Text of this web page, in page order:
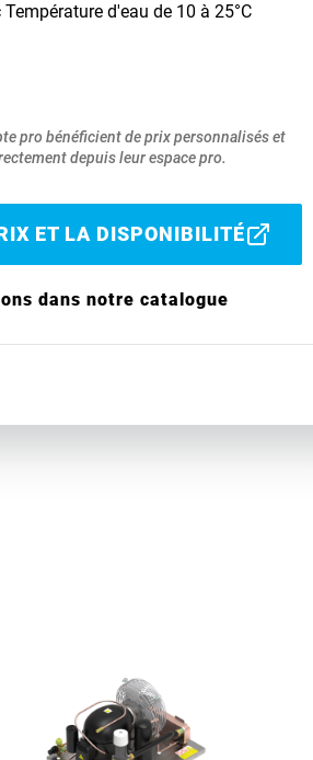
d'eau de 10 à 25°C
pro bénéficient de prix personnalisés et
depuis leur espace pro.
ET LA DISPONIBILITÉ
dans notre catalogue